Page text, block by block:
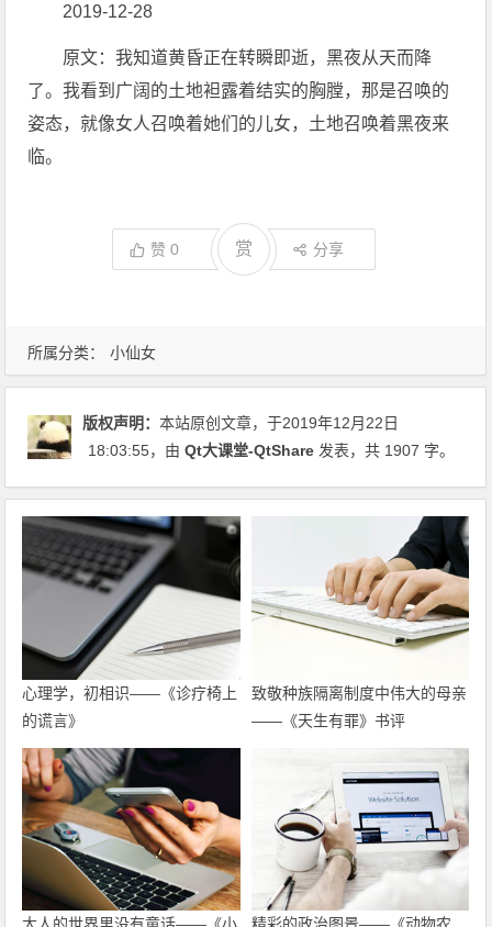
所属分类： 小仙女
2019-12-28
原文：我知道黄昏正在转瞬即逝，黑夜从天而降
了。我看到广阔的土地袒露着结实的胸膛，那是召唤的
姿态，就像女人召唤着她们的儿女，土地召唤着黑夜来
临。
赞0 赏 分享
版权声明：本站原创文章，于2019年12月22日
18:03:55，由Qt大课堂-QtShare 发表，共 1907 字。
心理学，初相识——《诊疗椅上
的谎言》
致敬种族隔离制度中伟大的母亲
——《天生有罪》书评